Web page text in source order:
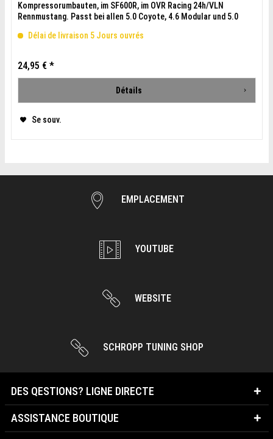
Kompressorumbauten, im SF600R, im OVR Racing 24h/VLN
Rennmustang. Passt bei allen 5.0 Coyote, 4.6 Modular und 5.0
Délai de livraison 5 Jours ouvrés
24,95 € *
Détails
Se souv.
EMPLACEMENT
YOUTUBE
WEBSITE
SCHROPP TUNING SHOP
DES QESTIONS? LIGNE DIRECTE
ASSISTANCE BOUTIQUE